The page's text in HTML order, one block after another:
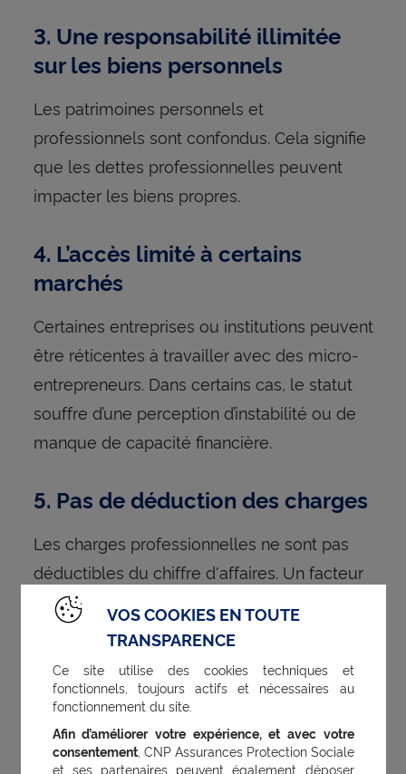
3. Une responsabilité illimitée
sur les biens personnels
Les patrimoines personnels et
professionnels sont confondus. Cela signifie
que les dettes professionnelles peuvent
impacter les biens propres.
4. L’accès limité à certains
marchés
Certaines entreprises ou institutions peuvent
être réticentes à travailler avec des micro-
entrepreneurs. Dans certains cas, le statut
souffre d’une perception d’instabilité ou de
manque de capacité financière.
5. Pas de déduction des charges
Les charges professionnelles ne sont pas
déductibles du chiffre d'affaires. Un facteur
potentiellement désavantageux lorsque
l’activité nécessite des investissements
6. La TVA n’est pas récupérable
Les micro-entrepreneurs ne facturent pas la
VOS COOKIES EN TOUTE
TRANSPARENCE
Ce site utilise des cookies techniques et
fonctionnels, toujours actifs et nécessaires au
fonctionnement du site.
Afin d’améliorer votre expérience, et avec votre
consentement, CNP Assurances Protection Sociale
et ses partenaires peuvent également déposer